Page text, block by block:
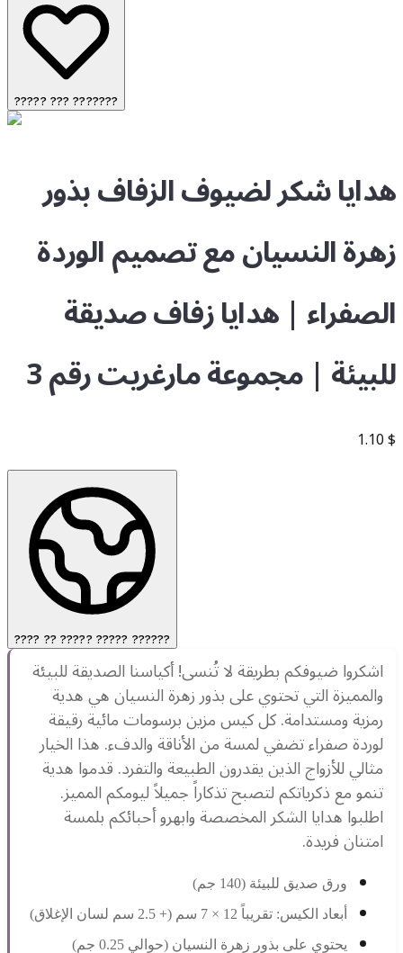
????? ??? ???????
هدايا شكر لضيوف الزفاف بذور
زهرة النسيان مع تصميم الوردة
الصفراء | هدايا زفاف صديقة
للبيئة | مجموعة مارغريت رقم 3
1.10$
???? ?? ????? ????? ??????
اشكروا ضيوفكم بطريقة لا تُنسى! أكياسنا الصديقة للبيئة
والمميزة التي تحتوي على بذور زهرة النسيان هي هدية
رمزية ومستدامة. كل كيس مزين برسومات مائية رقيقة
لوردة صفراء تضفي لمسة من الأناقة والدفء. هذا الخيار
مثالي للأزواج الذين يقدرون الطبيعة والتفرد. قدموا هدية
تنمو مع ذكرياتكم لتصبح تذكاراً جميلاً ليومكم المميز.
اطلبوا هدايا الشكر المخصصة وابهرو أحبائكم بلمسة
امتنان فريدة.
ورق صديق للبيئة (140 جم)
أبعاد الكيس: تقريباً 12 × 7 سم (+ 2.5 سم لسان الإغلاق)
يحتوي على بذور زهرة النسيان (حوالي 0.25 جم)